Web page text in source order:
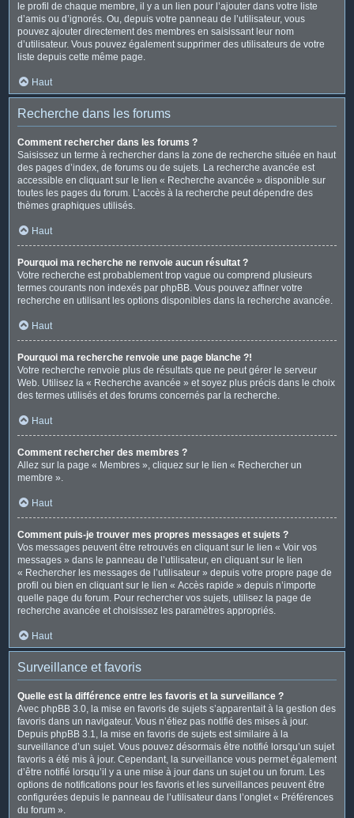
le profil de chaque membre, il y a un lien pour l’ajouter dans votre liste
d’amis ou d’ignorés. Ou, depuis votre panneau de l’utilisateur, vous
pouvez ajouter directement des membres en saisissant leur nom
d’utilisateur. Vous pouvez également supprimer des utilisateurs de votre
liste depuis cette même page.
Haut
Recherche dans les forums
Comment rechercher dans les forums ?
Saisissez un terme à rechercher dans la zone de recherche située en haut
des pages d’index, de forums ou de sujets. La recherche avancée est
accessible en cliquant sur le lien « Recherche avancée » disponible sur
toutes les pages du forum. L’accès à la recherche peut dépendre des
thèmes graphiques utilisés.
Haut
Pourquoi ma recherche ne renvoie aucun résultat ?
Votre recherche est probablement trop vague ou comprend plusieurs
termes courants non indexés par phpBB. Vous pouvez affiner votre
recherche en utilisant les options disponibles dans la recherche avancée.
Haut
Pourquoi ma recherche renvoie une page blanche ?!
Votre recherche renvoie plus de résultats que ne peut gérer le serveur
Web. Utilisez la « Recherche avancée » et soyez plus précis dans le choix
des termes utilisés et des forums concernés par la recherche.
Haut
Comment rechercher des membres ?
Allez sur la page « Membres », cliquez sur le lien « Rechercher un
membre ».
Haut
Comment puis-je trouver mes propres messages et sujets ?
Vos messages peuvent être retrouvés en cliquant sur le lien « Voir vos
messages » dans le panneau de l’utilisateur, en cliquant sur le lien
« Rechercher les messages de l’utilisateur » depuis votre propre page de
profil ou bien en cliquant sur le lien « Accès rapide » depuis n’importe
quelle page du forum. Pour rechercher vos sujets, utilisez la page de
recherche avancée et choisissez les paramètres appropriés.
Haut
Surveillance et favoris
Quelle est la différence entre les favoris et la surveillance ?
Avec phpBB 3.0, la mise en favoris de sujets s’apparentait à la gestion des
favoris dans un navigateur. Vous n’étiez pas notifié des mises à jour.
Depuis phpBB 3.1, la mise en favoris de sujets est similaire à la
surveillance d’un sujet. Vous pouvez désormais être notifié lorsqu’un sujet
favoris a été mis à jour. Cependant, la surveillance vous permet également
d’être notifié lorsqu’il y a une mise à jour dans un sujet ou un forum. Les
options de notifications pour les favoris et les surveillances peuvent être
configurées depuis le panneau de l’utilisateur dans l’onglet « Préférences
du forum ».